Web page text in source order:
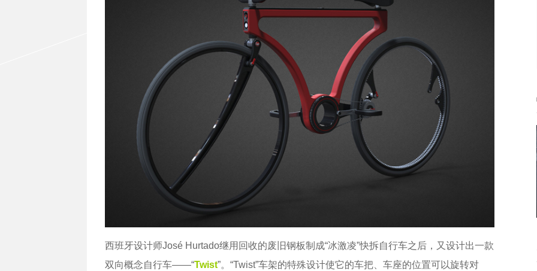
西班牙设计师José Hurtado继用回收的废旧钢板制成“冰激凌”快拆自行车之后，又设计出一款
双向概念自行车——“Twist”。“Twist”车架的特殊设计使它的车把、车座的位置可以旋转对